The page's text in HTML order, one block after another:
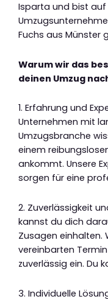
Isparta und bist
Fuchs aus Münster
Warum wir das
deinen Umzug
1. Erfahrung und
Unternehmen mit
Umzugsbranche
einem
ankommt. Unsere
sorgen für eine
2. Zuverlässigkeit
kannst du dich
Zusagen einhalten.
vereinbarten
zuverlässig ein. Du
3. Individuelle